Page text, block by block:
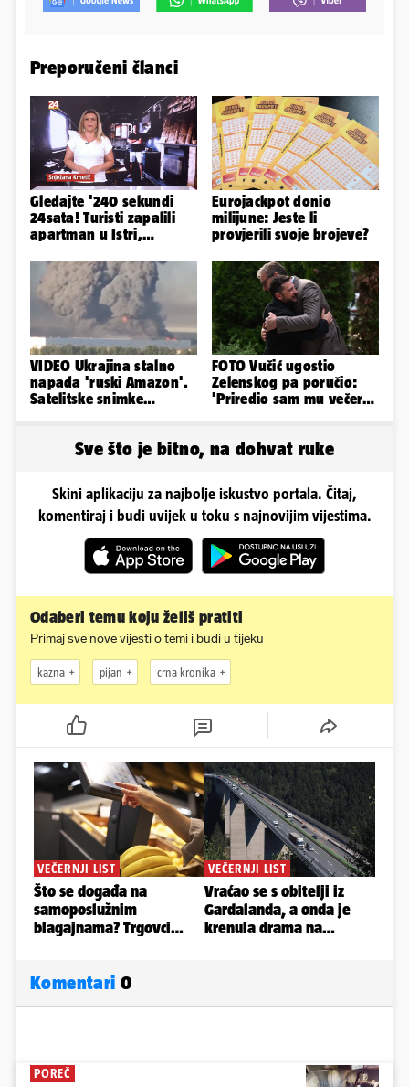
Preporučeni članci
Gledajte '240 sekundi
24sata! Turisti zapalili
apartman u Istri,
završena'
Eurojackpot donio
milijune: Jeste li
provjerili svoje brojeve?
VIDEO Ukrajina stalno
napada 'ruski Amazon'.
Satelitske snimke
FOTO Vučić ugostio
Zelenskog pa poručio:
'Priredio sam mu večeru
Sve što je bitno, na dohvat ruke
Skini aplikaciju za najbolje iskustvo portala. Čitaj,
komentiraj i budi uvijek u toku s najnovijim vijestima.
Odaberi temu koju želiš pratiti
Primaj sve nove vijesti o temi i budi u tijeku
kazna pijan crna kronika
Komentari 0
POREČ